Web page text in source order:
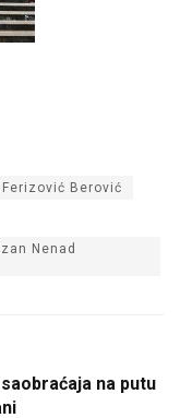
Berović
Nenad
na putu